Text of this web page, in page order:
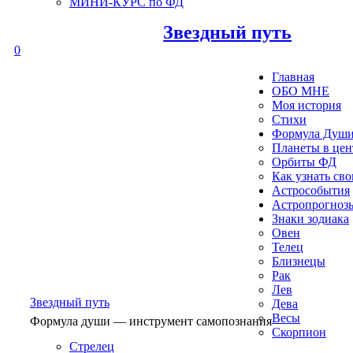
Звездный путь
0
Звездный путь
Формула души — инструмент самопознания
Главная
ОБО МНЕ
Моя история
Стихи
Формула Души
Планеты в
Орбиты ФД
Как узнать
Астрособытия
Знаки зодиака
Овен
Телец
Близнецы
Рак
Лев
Дева
Весы
Скорпион
Стрелец